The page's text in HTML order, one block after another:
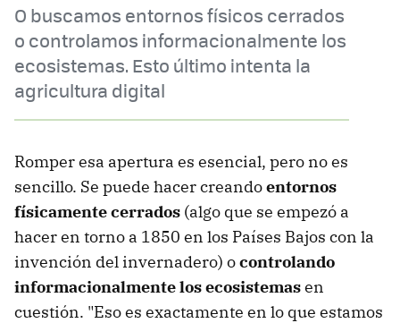
O buscamos entornos físicos cerrados
o controlamos informacionalmente los
ecosistemas. Esto último intenta la
agricultura digital
Romper esa apertura es esencial, pero no es
sencillo. Se puede hacer creandoentornos
físicamente cerrados (algo que se empezó a
hacer en torno a 1850 en los Países Bajos con la
invención del invernadero) ocontrolando
informacionalmente los ecosistemasen
cuestión. "Eso es exactamente en lo que estamos